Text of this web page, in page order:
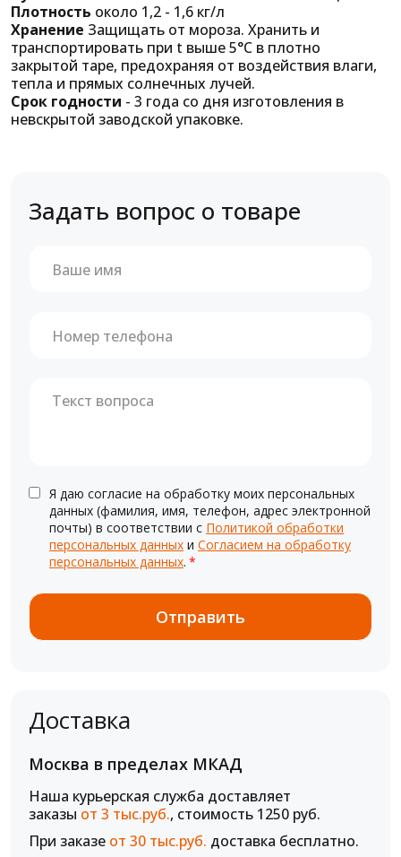
Плотность около 1,2 - 1,6 кг/л
Хранение Защищать от мороза. Хранить и
транспортировать при t выше 5°C в плотно
закрытой таре, предохраняя от воздействия влаги,
тепла и прямых солнечных лучей.
Срок годности - 3 года со дня изготовления в
невскрытой заводской упаковке.
Задать вопрос о товаре
Я даю согласие на обработку моих персональных
данных (фамилия, имя, телефон, адрес электронной
почты) в соответствии с Политикой обработки
персональных данных и Согласием на обработку
персональных данных. *
Доставка
Москва в пределах МКАД
Наша курьерская служба доставляет
заказы от 3 тыс.руб., стоимость 1250 руб.
При заказе от 30 тыс.руб. доставка бесплатно.